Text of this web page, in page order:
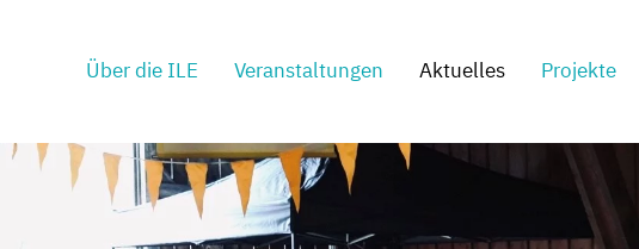
Über die ILE Veranstaltungen Aktuelles Projekte